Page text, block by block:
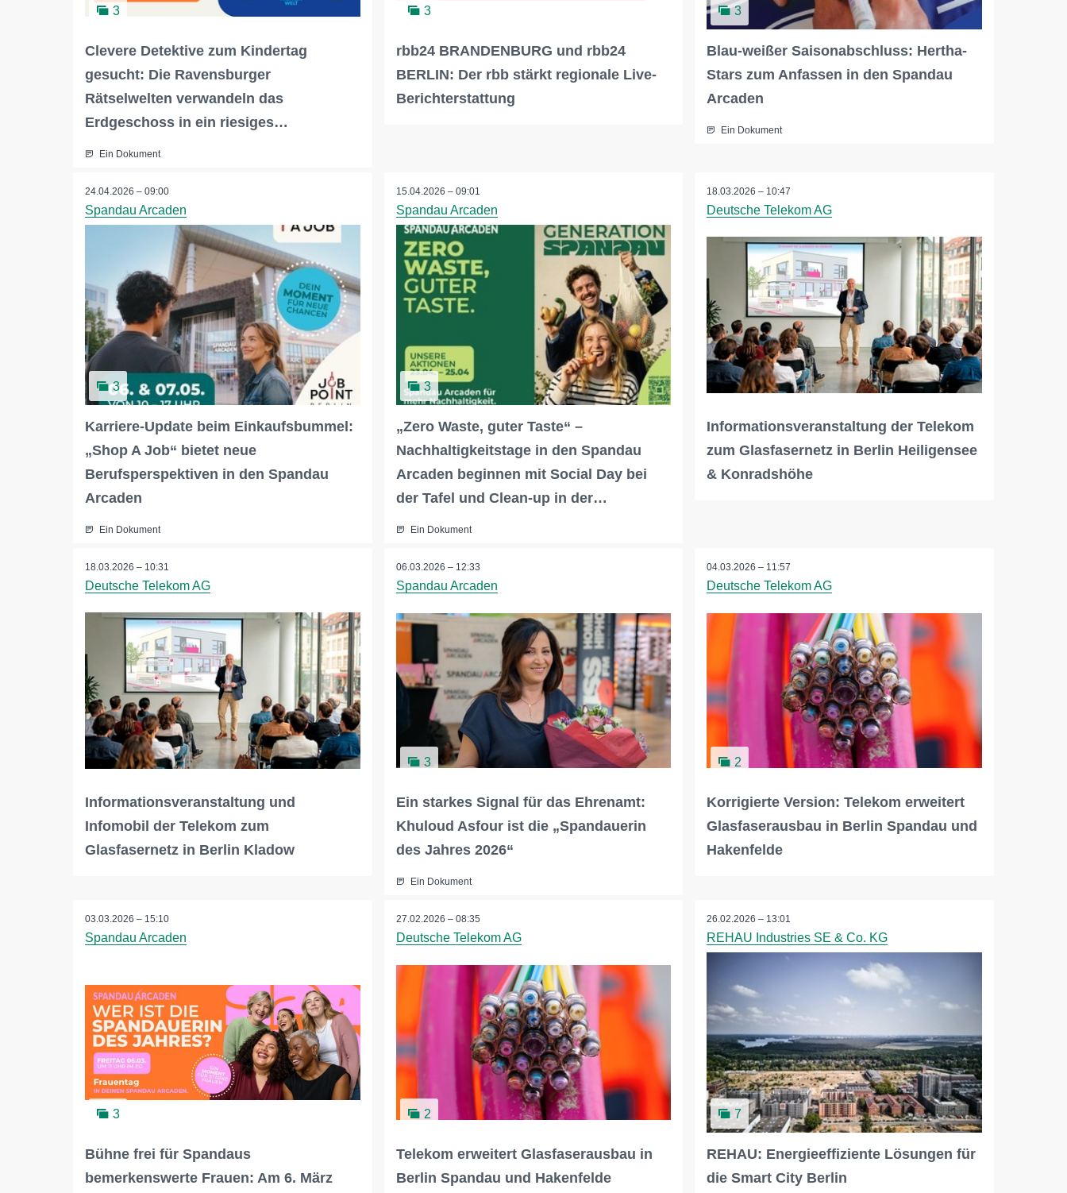
3
Clevere Detektive zum Kindertag
gesucht: Die Ravensburger
Rätselwelten verwandeln das
Erdgeschoss in ein riesiges…
Ein Dokument
3
rbb24 BRANDENBURG und rbb24
BERLIN: Der rbb stärkt regionale Live-
Berichterstattung
3
Blau-weißer Saisonabschluss: Hertha-
Stars zum Anfassen in den Spandau
Arcaden
Ein Dokument
24.04.2026 – 09:00
Spandau Arcaden
3
Karriere-Update beim Einkaufsbummel:
„Shop A Job“ bietet neue
Berufsperspektiven in den Spandau
Arcaden
Ein Dokument
15.04.2026 – 09:01
Spandau Arcaden
3
„Zero Waste, guter Taste“ –
Nachhaltigkeitstage in den Spandau
Arcaden beginnen mit Social Day bei
der Tafel und Clean-up in der…
Ein Dokument
18.03.2026 – 10:47
Deutsche Telekom AG
Informationsveranstaltung der Telekom
zum Glasfasernetz in Berlin Heiligensee
& Konradshöhe
18.03.2026 – 10:31
Deutsche Telekom AG
Informationsveranstaltung und
Infomobil der Telekom zum
Glasfasernetz in Berlin Kladow
06.03.2026 – 12:33
Spandau Arcaden
3
Ein starkes Signal für das Ehrenamt:
Khuloud Asfour ist die „Spandauerin
des Jahres 2026“
Ein Dokument
04.03.2026 – 11:57
Deutsche Telekom AG
2
Korrigierte Version: Telekom erweitert
Glasfaserausbau in Berlin Spandau und
Hakenfelde
03.03.2026 – 15:10
Spandau Arcaden
3
Bühne frei für Spandaus
bemerkenswerte Frauen: Am 6. März
27.02.2026 – 08:35
Deutsche Telekom AG
2
Telekom erweitert Glasfaserausbau in
Berlin Spandau und Hakenfelde
26.02.2026 – 13:01
REHAU Industries SE & Co. KG
7
REHAU: Energieeffiziente Lösungen für
die Smart City Berlin